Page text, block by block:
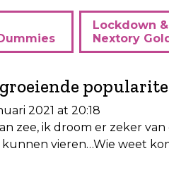
Lockdown
Nextory
2021 at 20:18
zee, ik droom er zeker
vieren…Wie weet